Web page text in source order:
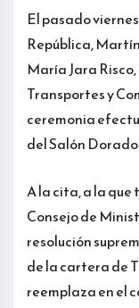
El pasado
República,
María Jara
Transportes y
ceremonia
del Salón
A la cita, a la
Consejo de
resolución
de la cartera de
reemplaza en el